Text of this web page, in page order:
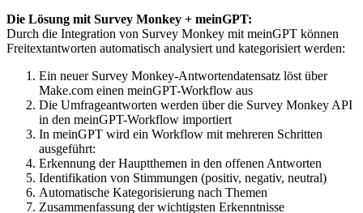
Die Lösung mit Survey Monkey + meinGPT:
Durch die Integration von Survey Monkey mit meinGPT können
Freitextantworten automatisch analysiert und kategorisiert werden:
Ein neuer Survey Monkey-Antwortendatensatz löst über
Make.com einen meinGPT-Workflow aus
Die Umfrageantworten werden über die Survey Monkey API
in den meinGPT-Workflow importiert
In meinGPT wird ein Workflow mit mehreren Schritten
ausgeführt:
Erkennung der Hauptthemen in den offenen Antworten
Identifikation von Stimmungen (positiv, negativ, neutral)
Automatische Kategorisierung nach Themen
Zusammenfassung der wichtigsten Erkenntnisse